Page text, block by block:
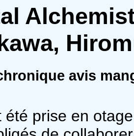
avis
été prise en